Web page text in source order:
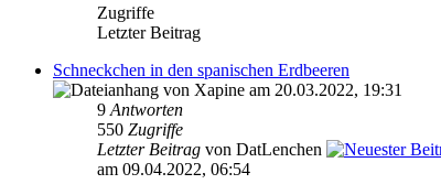
Zugriffe
Letzter Beitrag
Schneckchen in den spanischen Erdbeeren
von Xapine am 20.03.2022, 19:31
9 Antworten
550 Zugriffe
Letzter Beitrag von DatLenchen
am 09.04.2022, 06:54